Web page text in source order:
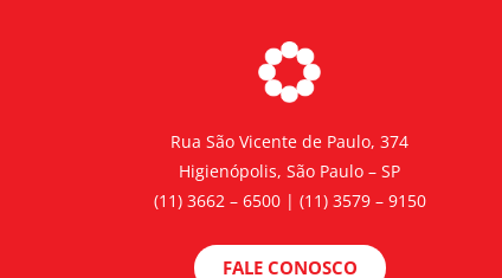
Rua São Vicente de Paulo, 374
Higienópolis, São Paulo – SP
(11) 3662 – 6500 | (11) 3579 – 9150
FALE CONOSCO